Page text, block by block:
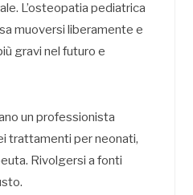
L’osteopatia pediatrica
muoversi liberamente e
gravi nel futuro e
un professionista
trattamenti per neonati,
Rivolgersi a fonti